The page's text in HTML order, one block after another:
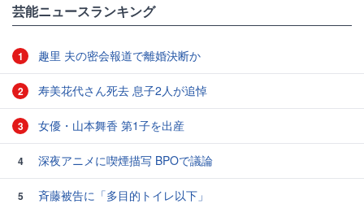
芸能ニュースランキング
1 趣里 夫の密会報道で離婚決断か
2 寿美花代さん死去 息子2人が追悼
3 女優・山本舞香 第1子を出産
4 深夜アニメに喫煙描写 BPOで議論
5
斉藤被告に「多目的トイレ以下」